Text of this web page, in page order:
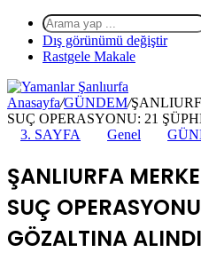
Dış görünümü değiştir
Rastgele Makale
Anasayfa/GÜNDEM/
SUÇ OPERASYONU: 21
3. SAYFA
Genel
ŞANLIURFA
SUÇ
GÖZALTINA ALINDI